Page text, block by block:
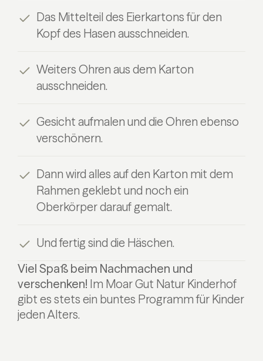
Das Mittelteil des Eierkartons für den
Kopf des Hasen ausschneiden.
Weiters Ohren aus dem Karton
ausschneiden.
Gesicht aufmalen und die Ohren ebenso
verschönern.
Dann wird alles auf den Karton mit dem
Rahmen geklebt und noch ein
Oberkörper darauf gemalt.
Und fertig sind die Häschen.
Viel Spaß beim Nachmachen und
verschenken! Im Moar Gut Natur Kinderhof
gibt es stets ein buntes Programm für Kinder
jeden Alters.